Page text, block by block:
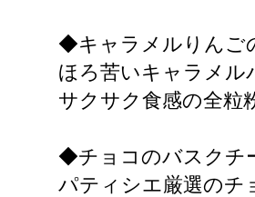
◆キャラメルりんご
ほろ苦いキャラメル
サクサク食感の全粒
◆チョコのバスクチ
パティシエ厳選のチ